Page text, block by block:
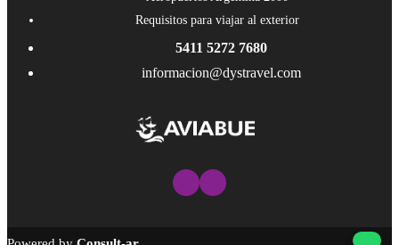
Requisitos para viajar al exterior
5411 5272 7680
informacion@dystravel.com